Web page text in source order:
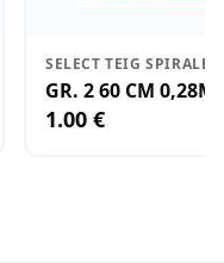
SELECT TEIG SPIRALE
GR. 2 60 CM
1.00 €